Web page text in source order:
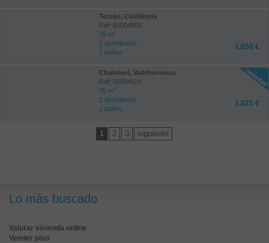
Tetuán, Castillejos
Ref: 50004801
75 m²
2 dormitorios
1 baños
1.650 €
Chamberí, Vallehermoso
Ref: 50004824
35 m²
1 dormitorios
1 baños
1.025 €
1 2 3 siguiente
Lo más buscado
Valorar vivienda online
Vender piso